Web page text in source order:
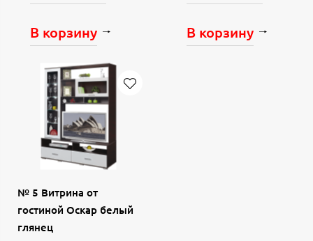
В корзину В корзину
№ 5 Витрина от
гостиной Оскар белый
глянец